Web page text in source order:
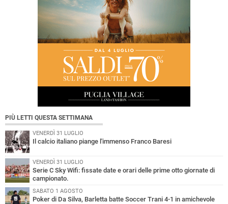
PIÙ LETTI QUESTA SETTIMANA
VENERDÌ 31 LUGLIO
Il calcio italiano piange l'immenso Franco Baresi
VENERDÌ 31 LUGLIO
Serie C Sky Wifi: fissate date e orari delle prime otto giornate di
campionato.
SABATO 1 AGOSTO
Poker di Da Silva, Barletta batte Soccer Trani 4-1 in amichevole